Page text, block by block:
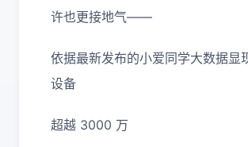
许也更接地气——
依据最新发布的小爱同学大数据显
设备
超越 3000 万